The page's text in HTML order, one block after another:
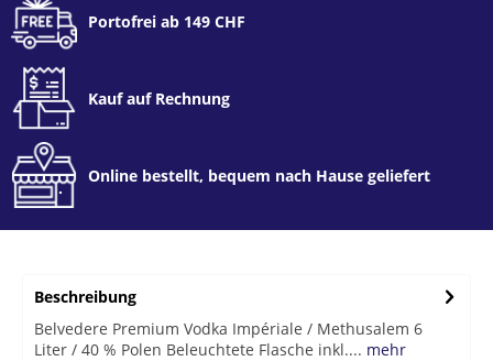
Portofrei ab 149 CHF
Kauf auf Rechnung
Online bestellt, bequem nach Hause geliefert
Beschreibung
Belvedere Premium Vodka Impériale / Methusalem 6
Liter / 40 % Polen Beleuchtete Flasche inkl.... mehr